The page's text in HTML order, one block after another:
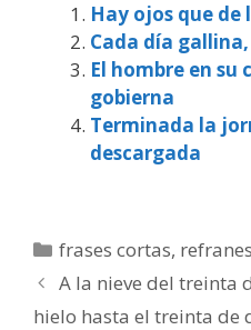
Hay ojos que de
Cada día
El hombre en su
gobierna
Terminada la
descargada
Categorías
frases cortas,
A la nieve del treinta
hielo hasta el treinta de